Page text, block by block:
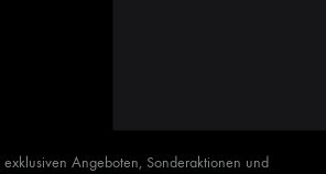
Angeboten, Sonderaktionen und